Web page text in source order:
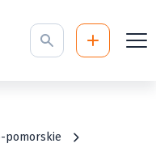
pomorskie